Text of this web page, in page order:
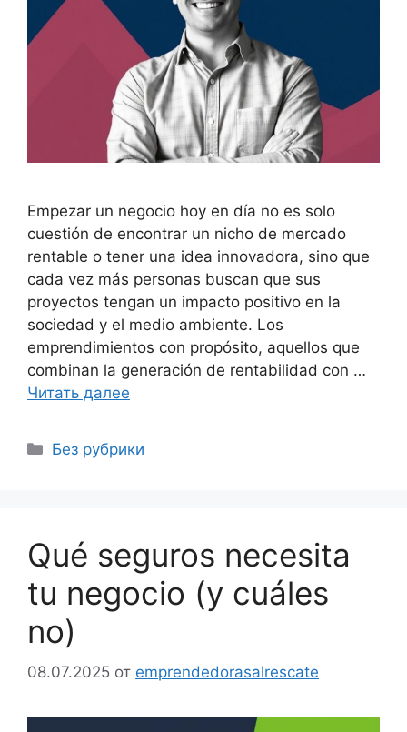
Empezar un negocio hoy en día no es solo
cuestión de encontrar un nicho de mercado
rentable o tener una idea innovadora, sino que
cada vez más personas buscan que sus
proyectos tengan un impacto positivo en la
sociedad y el medio ambiente. Los
emprendimientos con propósito, aquellos que
combinan la generación de rentabilidad con …
Читать далее
Рубрики
Без рубрики
Qué seguros necesita
tu negocio (y cuáles
no)
08.07.2025 от emprendedorasalrescate